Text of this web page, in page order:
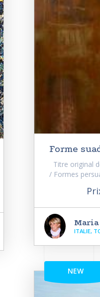
Forme
Titre original
/ Formes
ITALIE,
NEW